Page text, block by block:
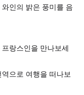
인의 밝은 풍미를 음
랑스인을 만나보세
으로 여행을 떠나보